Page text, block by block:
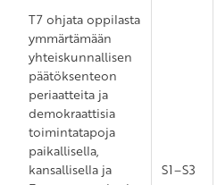
T7 ohjata oppilasta
ymmärtämään
yhteiskunnallisen
päätöksenteon
periaatteita ja
demokraattisia
toimintatapoja
paikallisella,
kansallisella ja
S1–S3